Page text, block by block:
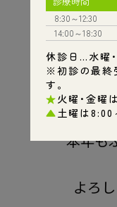
おめ
本年も
よろ